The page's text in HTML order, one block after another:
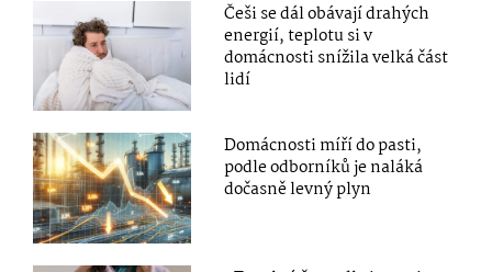
Češi se dál obávají drahých
energií, teplotu si v
domácnosti snížila velká část
lidí
Domácnosti míří do pasti,
podle odborníků je naláká
dočasně levný plyn